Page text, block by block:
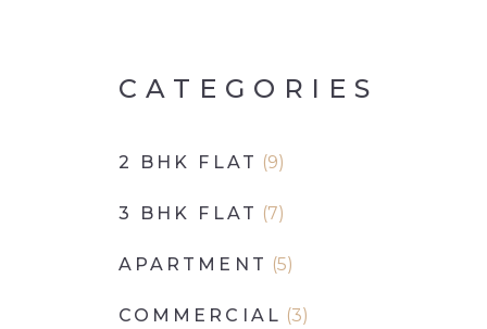
CATEGORIES
2 BHK FLAT (9)
3 BHK FLAT (7)
APARTMENT (5)
COMMERCIAL (3)